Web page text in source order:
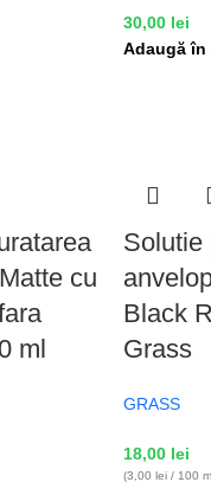
30,00 lei
Adaugă în
cu
ml
Solutie
Black
Grass
GRASS
18,00 lei
(3,00 lei / 100